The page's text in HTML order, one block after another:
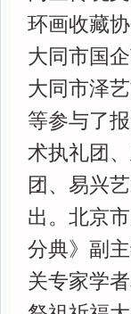
环画收藏
大同市国
大同市泽
等参与了
术执礼团
团、易兴
出。北京
分典》副
关专家学